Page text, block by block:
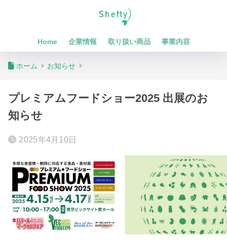
Home 企業情報 取り扱い商品 事業内容
ホーム お知らせ
プレミアムフードショー2025 出展のお
知らせ
2025年4月10日